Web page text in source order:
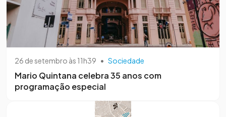
26 de setembro às 11h39 • Sociedade
Mario Quintana celebra 35 anos com
programação especial